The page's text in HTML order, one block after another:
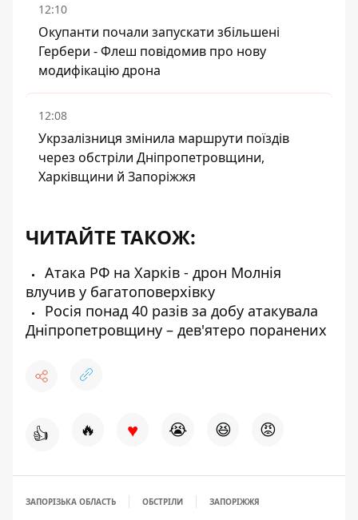
12:10
Окупанти почали запускати збільшені
Гербери - Флеш повідомив про нову
модифікацію дрона
12:08
Укрзалізниця змінила маршрути поїздів
через обстріли Дніпропетровщини,
Харківщини й Запоріжжя
ЧИТАЙТЕ ТАКОЖ:
Атака РФ на Харків - дрон Молнія
влучив у багатоповерхівку
Росія понад 40 разів за добу атакувала
Дніпропетровщину – дев'ятеро поранених
👍 🔥 ♥ 😭 😆 😡
ЗАПОРІЗЬКА ОБЛАСТЬ ОБСТРІЛИ ЗАПОРІЖЖЯ